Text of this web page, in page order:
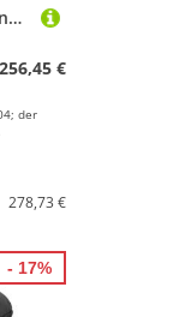
Schwalbe Unisex – Erwachsene Sv 15 Schlauch, schwarz, 28x3/4-1 1/8 Zoll
256,45 €
der
278,73 €
- 17%